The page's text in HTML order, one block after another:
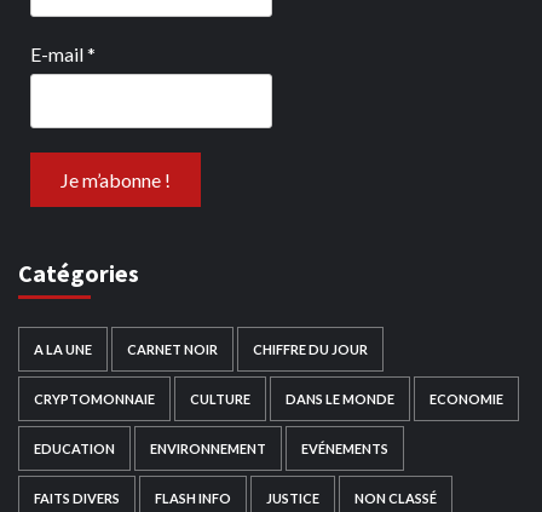
E-mail*
Catégories
A LA UNE CARNET NOIR CHIFFRE DU JOUR
CRYPTOMONNAIE CULTURE DANS LE MONDE ECONOMIE
EDUCATION ENVIRONNEMENT EVÉNEMENTS
FAITS DIVERS FLASH INFO JUSTICE NON CLASSÉ